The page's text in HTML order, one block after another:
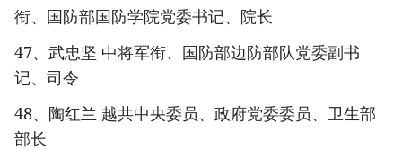
衔、国防部国防学院党委书记、院长
47、武忠坚 中将军衔、国防部边防部队党委副书
记、司令
48、陶红兰 越共中央委员、政府党委委员、卫生部
部长